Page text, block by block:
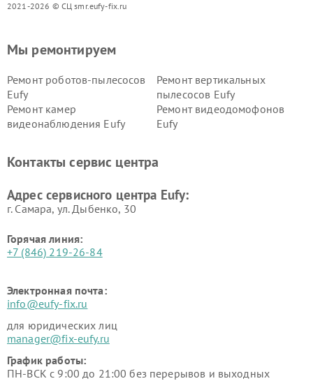
2021-2026 © СЦ smr.eufy-fix.ru
Мы ремонтируем
Ремонт роботов-пылесосов
Eufy
Ремонт вертикальных
пылесосов Eufy
Ремонт камер
видеонаблюдения Eufy
Ремонт видеодомофонов
Eufy
Контакты сервис центра
Адрес сервисного центра Eufy:
г. Самара, ул. Дыбенко, 30
Горячая линия:
+7 (846) 219-26-84
Электронная почта:
info@eufy-fix.ru
для юридических лиц
manager@fix-eufy.ru
График работы:
ПН-ВСК с 9:00 до 21:00 без перерывов и выходных